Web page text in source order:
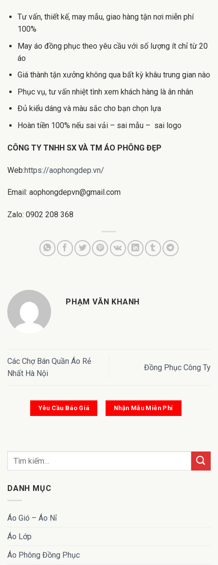
Tư vấn, thiết kế, may mẫu, giao hàng tận nơi miễn phí
100%
May áo đồng phục theo yêu cầu với số lượng ít chỉ từ 20
áo
Giá thành tận xưởng không qua bất kỳ khâu trung gian nào
Phục vụ, tư vấn nhiệt tình xem khách hàng là ân nhân
Đủ kiểu dáng và màu sắc cho bạn chọn lựa
Hoàn tiền 100% nếu sai vải – sai mẫu – sai logo
CÔNG TY TNHH SX VÀ TM ÁO PHÔNG ĐẸP
Web:https://aophongdep.vn/
Email: aophongdepvn@gmail.com
Zalo: 0902 208 368
PHẠM VĂN KHANH
Các Chợ Bán Quần Áo Rẻ
Nhất Hà Nội
Đồng Phục Công Ty
Yêu Cầu Báo Giá Nhận Mẫu Miễn Phí
DANH MỤC
Áo Gió – Áo Nỉ
Áo Lớp
Áo Phông Đồng Phục